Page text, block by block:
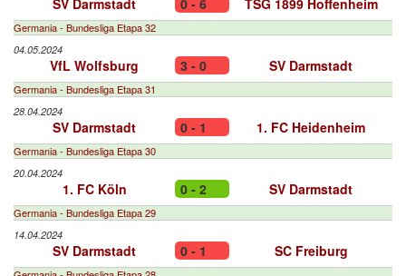
SV Darmstadt 0 - 6 TSG 1899 Hoffenheim
Germania - Bundesliga Etapa 32
04.05.2024
VfL Wolfsburg 3 - 0 SV Darmstadt
Germania - Bundesliga Etapa 31
28.04.2024
SV Darmstadt 0 - 1 1. FC Heidenheim
Germania - Bundesliga Etapa 30
20.04.2024
1. FC Köln 0 - 2 SV Darmstadt
Germania - Bundesliga Etapa 29
14.04.2024
SV Darmstadt 0 - 1 SC Freiburg